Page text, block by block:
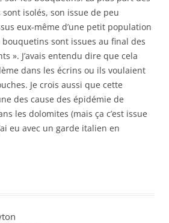
isolés, son issue de peu
eux-même d’une petit population
sont issues au final des
». J’avais entendu dire que cela
dans les écrins ou ils voulaient
Je crois aussi que cette
des cause des épidémie de
les dolomites (mais ça c’est issue
eu avec un garde italien en